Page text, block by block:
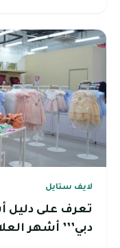
لايف ستايل
تعرف على دليل
دبي’’’ أشهر